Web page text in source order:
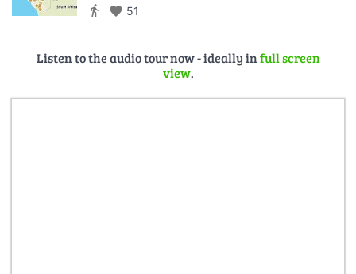
directions_walk favorite 51
Listen to the audio tour now - ideally infull screen
view.